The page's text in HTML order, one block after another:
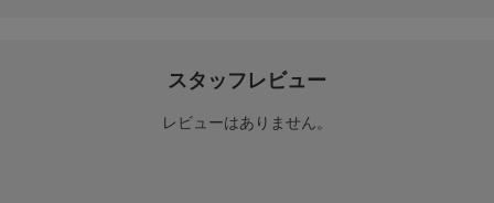
スタッフレビュー
レビューはありません。